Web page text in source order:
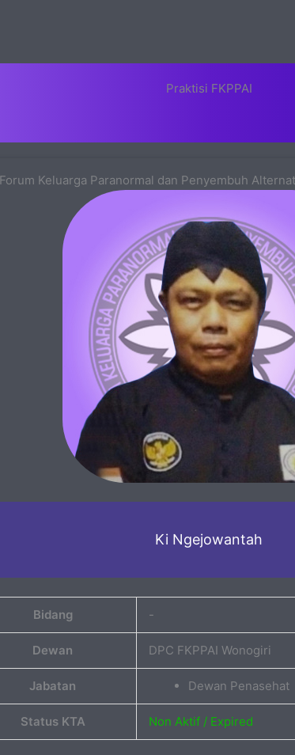
Praktisi FKPPAI
Forum Keluarga Paranormal dan Penyembuh
Ki Ngejowantah
Bidang -
Dewan DPC FKPPAI Wonogiri
Jabatan Dewan Penasehat
Status KTA Non Aktif / Expired